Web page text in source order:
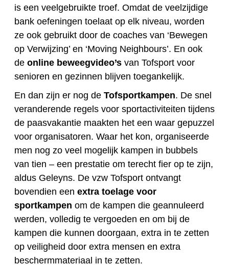
is een veelgebruikte troef. Omdat de veelzijdige
bank oefeningen toelaat op elk niveau, worden
ze ook gebruikt door de coaches van ‘Bewegen
op Verwijzing’ en ‘Moving Neighbours’. En ook
de online beweegvideo’s van Tofsport voor
senioren en gezinnen blijven toegankelijk.
En dan zijn er nog de Tofsportkampen. De snel
veranderende regels voor sportactiviteiten tijdens
de paasvakantie maakten het een waar gepuzzel
voor organisatoren. Waar het kon, organiseerde
men nog zo veel mogelijk kampen in bubbels
van tien – een prestatie om terecht fier op te zijn,
aldus Geleyns. De vzw Tofsport ontvangt
bovendien een extra toelage voor
sportkampen om de kampen die geannuleerd
werden, volledig te vergoeden en om bij de
kampen die kunnen doorgaan, extra in te zetten
op veiligheid door extra mensen en extra
beschermmateriaal in te zetten.